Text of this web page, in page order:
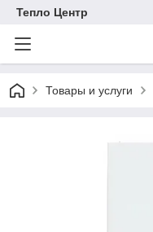
Тепло Центр
Товары и услуги